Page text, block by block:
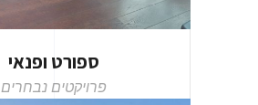
ספורט ופנאי
פרויקטים נבחרים